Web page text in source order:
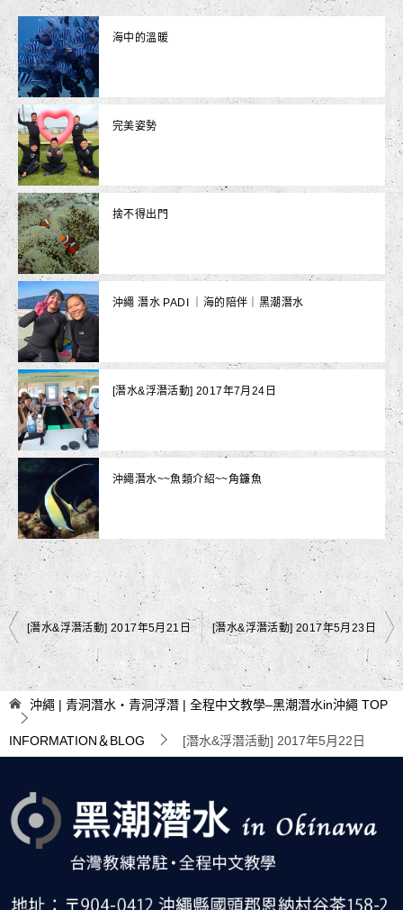
海中的溫暖
完美姿勢
捨不得出門
沖繩 潛水 PADI ｜海的陪伴｜黑潮潛水
[潛水&浮潛活動] 2017年7月24日
沖繩潛水~~魚類介紹~~角鐮魚
文
章
覽
[潛水&浮潛活動] 2017年5月21日 [潛水&浮潛活動] 2017年5月23日
沖繩 | 青洞潛水・青洞浮潛 | 全程中文教學–黑潮潛水in沖繩 TOP
INFORMATION＆BLOG [潛水&浮潛活動] 2017年5月22日